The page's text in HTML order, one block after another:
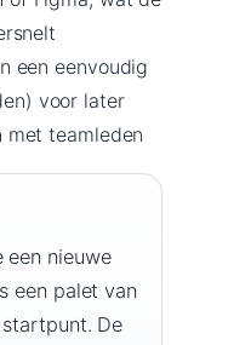
een eenvoudig
voor later
met teamleden
een nieuwe
een palet van
De